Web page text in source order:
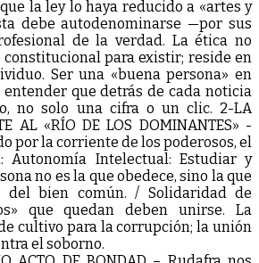
la ley lo haya reducido a «artes y
debe autodenominarse —por sus
de la verdad. La ética no
para existir; reside en
Ser una «buena persona» en
que detrás de cada noticia
no solo una cifra o un clic. 2-LA
AL «RÍO DE LOS DOMINANTES» -
por la corriente de los poderosos, el
Autonomía Intelectual: Estudiar y
no es la que obedece, sino la que
del bien común. / Solidaridad de
que quedan deben unirse. La
cultivo para la corrupción; la unión
el soborno.